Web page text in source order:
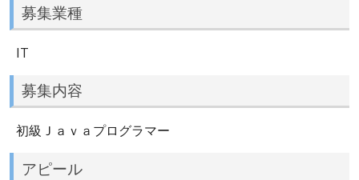
募集業種
IT
募集内容
初級Ｊａｖａプログラマー
アピール